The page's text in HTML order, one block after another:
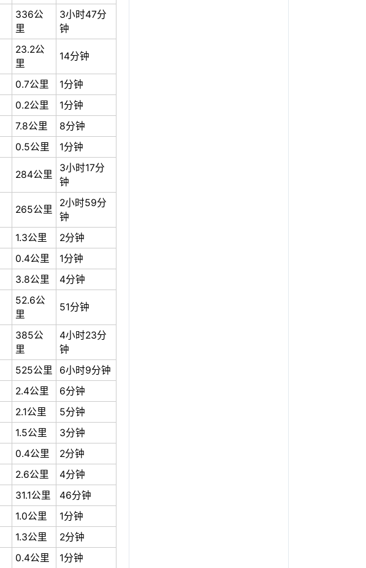
336公
里
3小时47分
钟
23.2公
里
14分钟
0.7公里
1分钟
0.2公里
1分钟
7.8公里
8分钟
0.5公里 1分钟
284公里
3小时17分
钟
265公里
2小时59分
钟
1.3公里
2分钟
0.4公里
1分钟
3.8公里 4分钟
52.6公
里
51分钟
385公
里
4小时23分
钟
525公里
6小时9分钟
2.4公里
6分钟
2.1公里
5分钟
1.5公里
3分钟
0.4公里
2分钟
2.6公里
4分钟
31.1公里
46分钟
1.0公里
1分钟
1.3公里
2分钟
0.4公里 1分钟